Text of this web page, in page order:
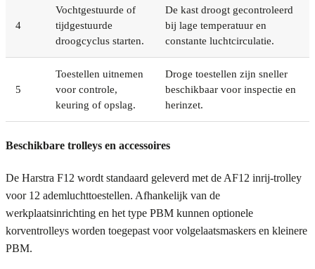
4
Vochtgestuurde of
tijdgestuurde
droogcyclus starten.
De kast droogt gecontroleerd
bij lage temperatuur en
constante luchtcirculatie.
5
Toestellen uitnemen
voor controle,
keuring of opslag.
Droge toestellen zijn sneller
beschikbaar voor inspectie en
herinzet.
Beschikbare trolleys en accessoires
De Harstra F12 wordt standaard geleverd met de AF12 inrij-trolley
voor 12 ademluchttoestellen. Afhankelijk van de
werkplaatsinrichting en het type PBM kunnen optionele
korventrolleys worden toegepast voor volgelaatsmaskers en kleinere
PBM.